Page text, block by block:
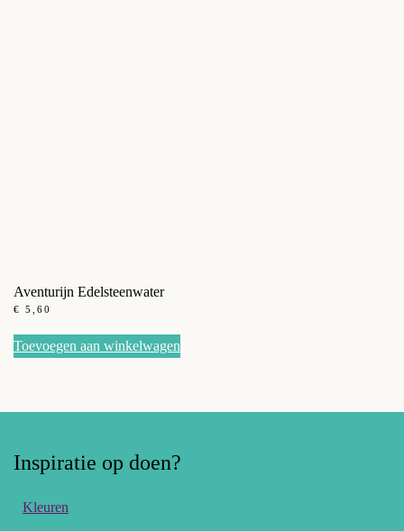
Aventurijn Edelsteenwater
€ 5,60
Toevoegen aan winkelwagen
Inspiratie op doen?
Kleuren